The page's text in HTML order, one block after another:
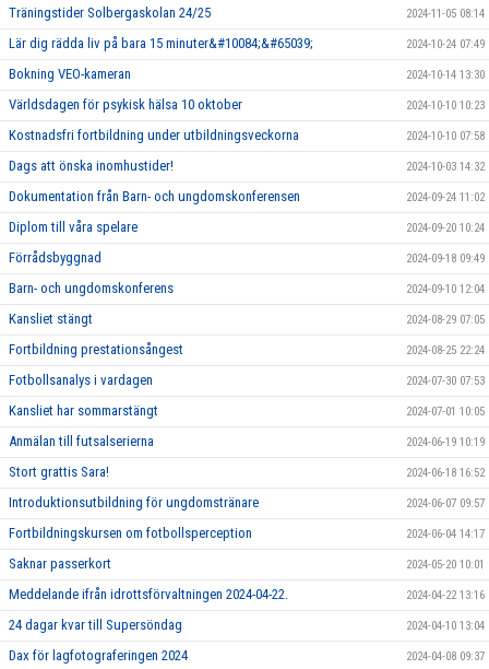
Träningstider Solbergaskolan 24/25 2024-11-05 08:14
Lär dig rädda liv på bara 15 minuter&#10084;&#65039; 2024-10-24 07:49
Bokning VEO-kameran 2024-10-14 13:30
Världsdagen för psykisk hälsa 10 oktober 2024-10-10 10:23
Kostnadsfri fortbildning under utbildningsveckorna 2024-10-10 07:58
Dags att önska inomhustider! 2024-10-03 14:32
Dokumentation från Barn- och ungdomskonferensen 2024-09-24 11:02
Diplom till våra spelare 2024-09-20 10:24
Förrådsbyggnad 2024-09-18 09:49
Barn- och ungdomskonferens 2024-09-10 12:04
Kansliet stängt 2024-08-29 07:05
Fortbildning prestationsångest 2024-08-25 22:24
Fotbollsanalys i vardagen 2024-07-30 07:53
Kansliet har sommarstängt 2024-07-01 10:05
Anmälan till futsalserierna 2024-06-19 10:19
Stort grattis Sara! 2024-06-18 16:52
Introduktionsutbildning för ungdomstränare 2024-06-07 09:57
Fortbildningskursen om fotbollsperception 2024-06-04 14:17
Saknar passerkort 2024-05-20 10:01
Meddelande ifrån idrottsförvaltningen 2024-04-22. 2024-04-22 13:16
24 dagar kvar till Supersöndag 2024-04-10 13:04
Dax för lagfotograferingen 2024 2024-04-08 09:37